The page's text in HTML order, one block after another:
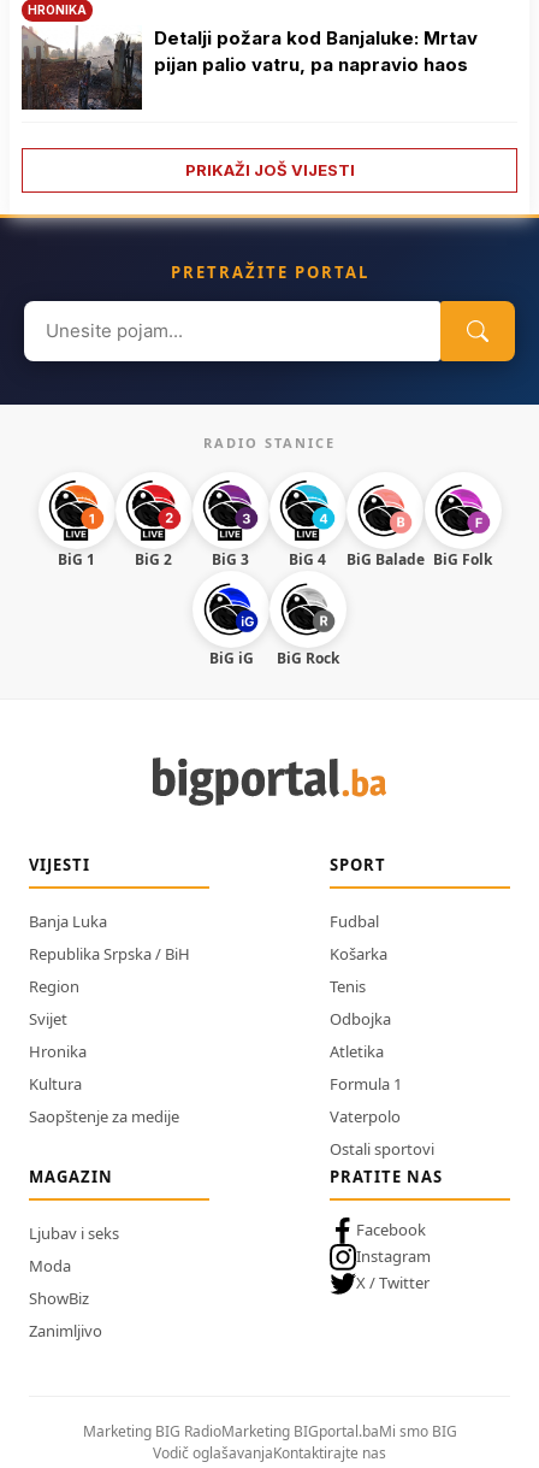
HRONIKA
Detalji požara kod Banjaluke: Mrtav
pijan palio vatru, pa napravio haos
PRIKAŽI JOŠ VIJESTI
PRETRAŽITE PORTAL
Search
for:
RADIO STANICE
BiG 1 BiG 2 BiG 3 BiG 4 BiG Balade BiG Folk
BiG iG BiG Rock
VIJESTI
Banja Luka
Republika Srpska / BiH
Region
Svijet
Hronika
Kultura
Saopštenje za medije
SPORT
Fudbal
Košarka
Tenis
Odbojka
Atletika
Formula 1
Vaterpolo
Ostali sportovi
MAGAZIN
Ljubav i seks
Moda
ShowBiz
Zanimljivo
PRATITE NAS
Facebook
Instagram
X / Twitter
Marketing BIG RadioMarketing BIGportal.baMi smo BIG
Vodič oglašavanjaKontaktirajte nas